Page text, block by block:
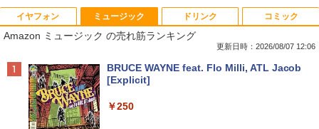
1
【タッチパネル機能付き】中古 ノートパ
ソコン 2in1 Panasonic Let's note CF-X
Z6 レッツノート 中古パソコン Windows
c 第7世代Core i5 WiFi メモリ8GB M.2 s
sd 256GB Bluetooth Webカメラ 中古モ
1
【高速SSD】送料無料【富士通 ESPRIM
O Q556/M 第6世代 Core i3-6100T 3.20
GHz/メモリ:16GB /SSD 256GB & Wind
ce付き コンパクト PC 極小型デスクトッ
プPC &おまけ付き（中古USB式キーボー
1
HP Z23i プロフェッショナル液晶モニタ
ー 23インチワイド ブラック 1920×1080
（フルHD） ノングレア 非光沢 IPSパネ
GA ディスプレイポート【中古】
1
ふしぎの国のバード 14巻 （ハルタコミ
ックス） [ 佐々 大河 ]
￥1,034
イヤフォン
Anker Soundcore P40i オフホワイト
ミュージック
Amazon ミュージック の売れ筋ランキング
更新日時：2026/08/07 12:06
BRUCE WAYNE feat. Flo Milli, ATL Jacob
[Explicit]
￥250
ドリンク コミック